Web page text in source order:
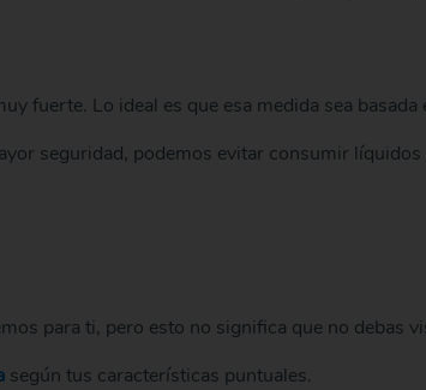
fuerte. Lo ideal es que esa medida sea basada
seguridad, podemos evitar consumir líquidos
para ti, pero esto no significa que no debas
según tus características puntuales.